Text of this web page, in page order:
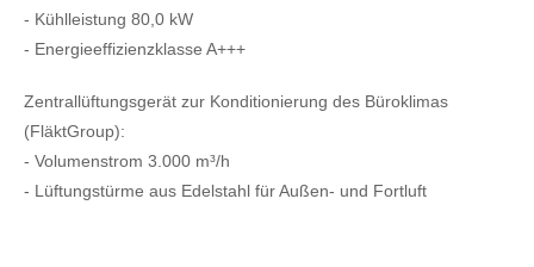
- Kühlleistung 80,0 kW
- Energieeffizienzklasse A+++
Zentrallüftungsgerät zur Konditionierung des Büroklimas
(FläktGroup):
- Volumenstrom 3.000 m³/h
- Lüftungstürme aus Edelstahl für Außen- und Fortluft